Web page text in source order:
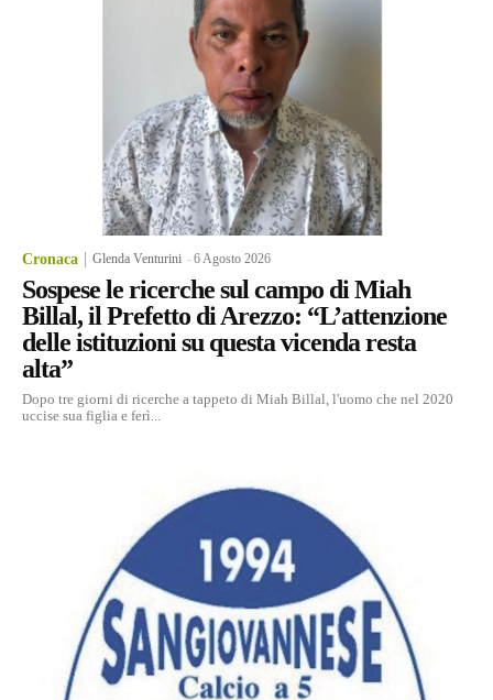
Cronaca Glenda Venturini -6 Agosto 2026
Sospese le ricerche sul campo di Miah
Billal, il Prefetto di Arezzo: “L’attenzione
delle istituzioni su questa vicenda resta
alta”
Dopo tre giorni di ricerche a tappeto di Miah Billal, l'uomo che nel 2020
uccise sua figlia e ferì...